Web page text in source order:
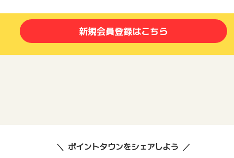
新規会員登録はこちら
ポイントタウンをシェアしよう